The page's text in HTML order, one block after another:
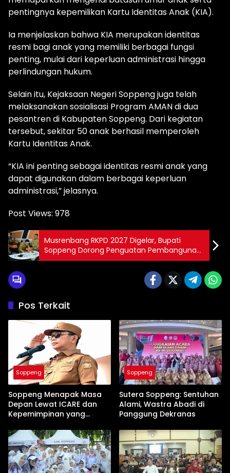
pentingnya kepemilikan Kartu Identitas Anak (KIA).
Ia menjelaskan bahwa KIA merupakan identitas
resmi bagi anak yang memiliki berbagai fungsi
penting, mulai dari keperluan administrasi hingga
perlindungan hukum.
Selain itu, Kejaksaan Negeri Soppeng juga telah
melaksanakan sosialisasi Program AMAN di dua
pesantren di Kabupaten Soppeng. Dari kegiatan
tersebut, sekitar 50 anak berhasil memperoleh
Kartu Identitas Anak.
“KIA ini penting sebagai identitas resmi anak yang
dapat digunakan dalam berbagai keperluan
administrasi,” jelasnya.
Post Views: 978
Musrenbang RKPD 2027 Digelar, Bupati
Soppeng Dorong Penguatan Pembangunan
Berbasis Agropolitan
Pos Terkait
Soppeng
Soppeng Menapak Masa
Depan Lewat ICARE dan
Kepemimpinan yang
Soppeng
Sutera Soppeng: Sentuhan
Alami, Wastra Abadi di
Panggung Dekranas